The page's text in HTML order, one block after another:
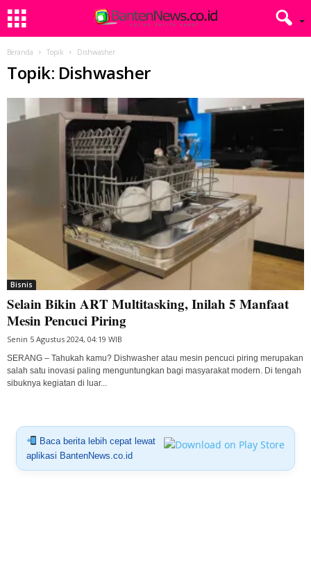
Beranda Topik Dishwasher
Topik: Dishwasher
Bisnis
Selain Bikin ART Multitasking, Inilah 5 Manfaat
Mesin Pencuci Piring
Senin 5 Agustus 2024, 04:19 WIB
SERANG – Tahukah kamu? Dishwasher atau mesin pencuci piring merupakan
salah satu inovasi paling menguntungkan bagi masyarakat modern. Di tengah
sibuknya kegiatan di luar...
Baca berita lebih cepat lewat
aplikasi BantenNews.co.id